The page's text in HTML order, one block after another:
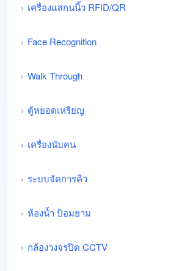
เครื่องแสกนนิ้ว RFID/QR
Face Recognition
Walk Through
ตู้หยอดเหรียญ
เครื่องนับคน
ระบบจัดการคิว
ห้องน้ำ ป้อมยาม
กล้องวงจรปิด CCTV